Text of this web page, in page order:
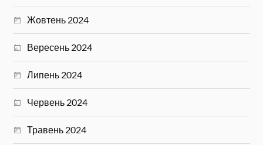
Жовтень 2024
Вересень 2024
Липень 2024
Червень 2024
Травень 2024